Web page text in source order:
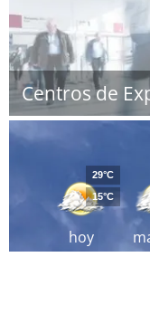
Centros de
hoy
29°C
15°C